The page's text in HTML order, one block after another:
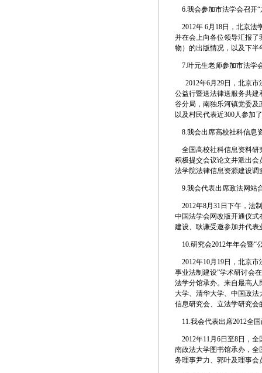
6.我会参加市法学会召开
2012年 6月18日，北京法
并在会上向各位领导汇报了
物）的出版情况，以及下
7.叶元生老师参加市法学
2012年6月29日，北京
公益行暨送法律送服务共
谷分局，南独乐河镇党委及
以及村民代表近300人参加
8.我会出席高校社科信息
全国高校社科信息资料研
积极提交会议论文并派出
法学院法律信息资源建设调
9.我会代表出席政法网站
2012年8月31日下午，法
中国法学会网改版开通仪
建设、耿谦受邀参加并代表
10.研究会2012年年会暨“
2012年10月19日，北京市
事业法制建设”学术研讨会
法学分馆承办。来自最高
大学、清华大学、中国政
信息研究会、立法学研究会
11.我会代表出席2012全
2012年11月6日至8日，
南政法大学图书馆承办，全
务理事尹力、郭叶及理事会